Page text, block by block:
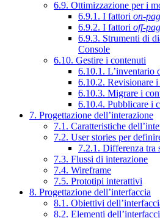
6.9. Ottimizzazione per i
6.9.1. I fattori on-
6.9.2. I fattori off-
6.9.3. Strumenti di
Console
6.10. Gestire i contenuti
6.10.1. L’inventario
6.10.2. Revisionare
6.10.3. Migrare i
6.10.4. Pubblicare i
7. Progettazione dell’interazione
7.1. Caratteristiche
7.2. User stories per
7.2.1. Differenza tra
7.3. Flussi di interazione
7.4. Wireframe
7.5. Prototipi interattivi
8. Progettazione dell’interfaccia
8.1. Obiettivi
8.2. Elementi